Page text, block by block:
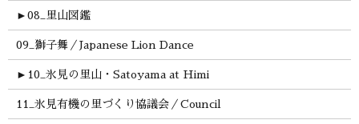
► 08_里山図鑑
09_獅子舞／Japanese Lion Dance
► 10_氷見の里山・Satoyama at Himi
11_氷見有機の里づくり協議会／Council